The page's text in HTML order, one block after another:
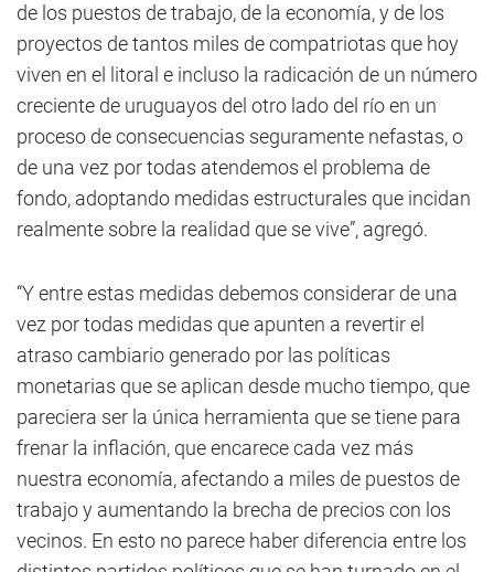
de los puestos de trabajo, de la economía, y de los
proyectos de tantos miles de compatriotas que hoy
viven en el litoral e incluso la radicación de un número
creciente de uruguayos del otro lado del río en un
proceso de consecuencias seguramente nefastas, o
de una vez por todas atendemos el problema de
fondo, adoptando medidas estructurales que incidan
realmente sobre la realidad que se vive”, agregó.
“Y entre estas medidas debemos considerar de una
vez por todas medidas que apunten a revertir el
atraso cambiario generado por las políticas
monetarias que se aplican desde mucho tiempo, que
pareciera ser la única herramienta que se tiene para
frenar la inflación, que encarece cada vez más
nuestra economía, afectando a miles de puestos de
trabajo y aumentando la brecha de precios con los
vecinos. En esto no parece haber diferencia entre los